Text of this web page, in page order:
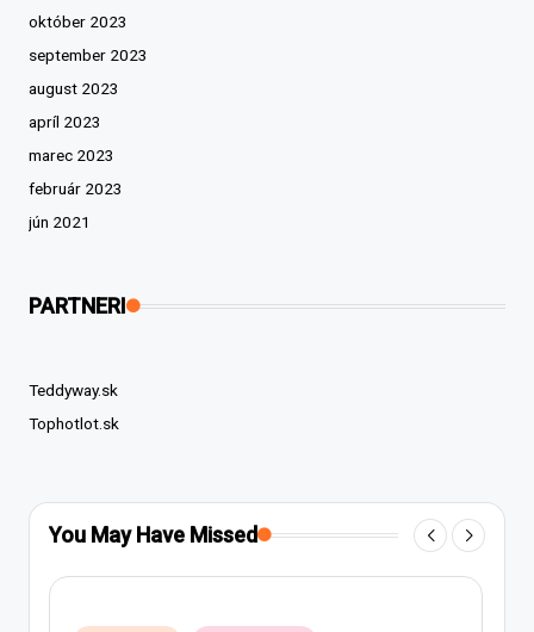
október 2023
september 2023
august 2023
apríl 2023
marec 2023
február 2023
jún 2021
PARTNERI
Teddyway.sk
Tophotlot.sk
You May Have Missed